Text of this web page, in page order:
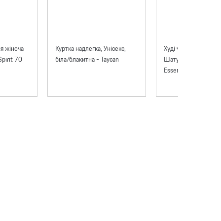
жіноча
70
Куртка надлегка, Унісекс,
біла/блакитна - Taycan
Худі чоловічий
Шатун 911
Essential